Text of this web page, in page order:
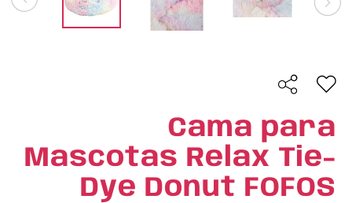
Cama para
Mascotas Relax Tie-
Dye Donut FOFOS